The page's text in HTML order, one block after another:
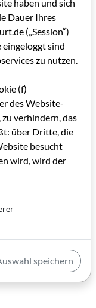
darzustellen;
Praxis vorbei.
Kritikpunkte
von Hessen
neuen von der
„HARMONY" -
von NBC und U 5
Produktion der
PLANET"
Filmland Hessen-
haben und sich
Dauer Ihres
(„Session“)
eingeloggt sind
zu nutzen.
(f)
des Website-
zu verhindern, das
über Dritte, die
besucht
wird, wird der
speichern